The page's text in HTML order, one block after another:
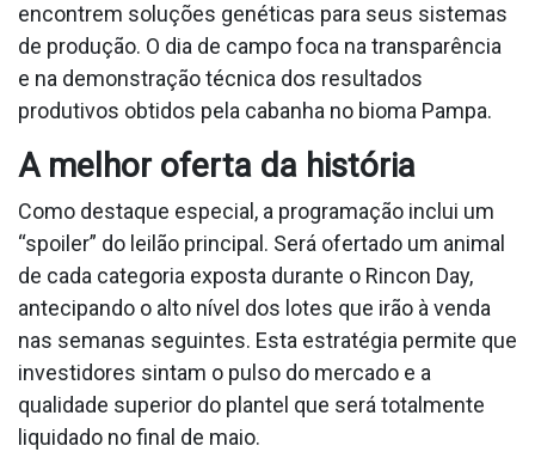
encontrem soluções genéticas para seus sistemas
de produção. O dia de campo foca na transparência
e na demonstração técnica dos resultados
produtivos obtidos pela cabanha no bioma Pampa.
A melhor oferta da história
Como destaque especial, a programação inclui um
“spoiler” do leilão principal. Será ofertado um animal
de cada categoria exposta durante o Rincon Day,
antecipando o alto nível dos lotes que irão à venda
nas semanas seguintes. Esta estratégia permite que
investidores sintam o pulso do mercado e a
qualidade superior do plantel que será totalmente
liquidado no final de maio.